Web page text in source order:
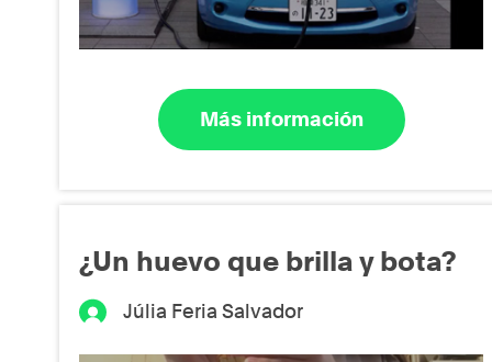
Más información
¿Un huevo que brilla y bota?
Júlia Feria Salvador